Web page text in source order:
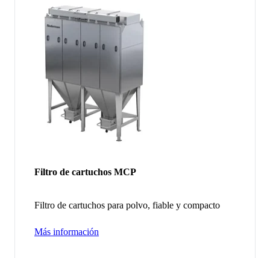
Filtro de cartuchos MCP
Filtro de cartuchos para polvo, fiable y compacto
Más información